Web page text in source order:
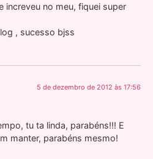
increveu no meu, fiquei super
, sucesso bjss
5 de dezembro de 2012 às 17:56
tu ta linda, parabéns!!! E
manter, parabéns mesmo!